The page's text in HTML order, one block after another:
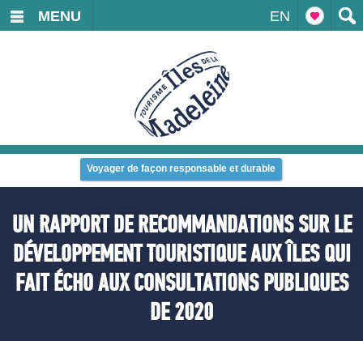
EN
MENU
Voyager de façon responsable et durable
UN RAPPORT DE RECOMMANDATIONS SUR LE
DÉVELOPPEMENT TOURISTIQUE AUX ÎLES QUI
FAIT ÉCHO AUX CONSULTATIONS PUBLIQUES
DE 2020